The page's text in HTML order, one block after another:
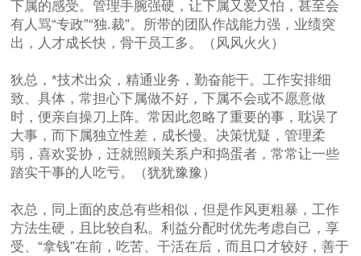
下属的感受。管理手腕强硬，让下属又爱又怕，甚至会
有人骂“专政”“独.裁”。所带的团队作战能力强，业绩突
出，人才成长快，骨干员工多。（风风火火）
狄总，*技术出众，精通业务，勤奋能干。工作安排细
致、具体，常担心下属做不好，下属不会或不愿意做
时，便亲自操刀上阵。常因此忽略了重要的事，耽误了
大事，而下属独立性差，成长慢。决策忧疑，管理柔
弱，喜欢妥协，迁就照顾关系户和捣蛋者，常常让一些
踏实干事的人吃亏。（犹犹豫豫）
衣总，同上面的皮总有些相似，但是作风更粗暴，工作
方法生硬，且比较自私。利益分配时优先考虑自己，享
受、“拿钱”在前，吃苦、干活在后，而且口才较好，善于